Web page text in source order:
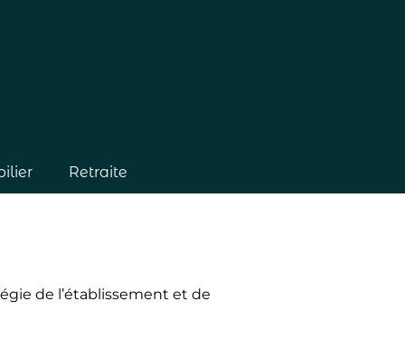
Retraite
de l’établissement et de